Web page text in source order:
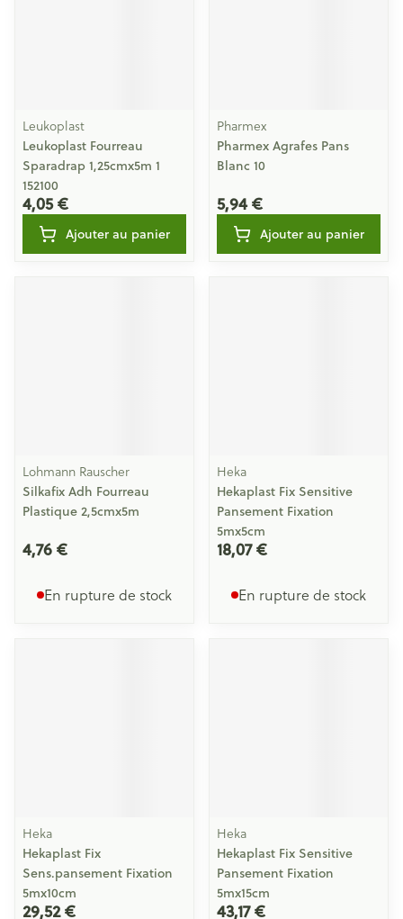
Leukoplast
Leukoplast Fourreau
Sparadrap 1,25cmx5m 1
152100
4,05 €
Ajouter au panier
Pharmex
Pharmex Agrafes Pans
Blanc 10
5,94 €
Ajouter au panier
Lohmann Rauscher
Silkafix Adh Fourreau
Plastique 2,5cmx5m
4,76 €
En rupture de stock
Heka
Hekaplast Fix Sensitive
Pansement Fixation
5mx5cm
18,07 €
En rupture de stock
Heka
Hekaplast Fix
Sens.pansement Fixation
5mx10cm
29,52 €
Heka
Hekaplast Fix Sensitive
Pansement Fixation
5mx15cm
43,17 €